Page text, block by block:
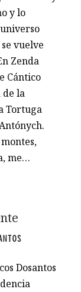
y lo
vuelve
Zenda
Cántico
la
Tortuga
me…
Dosantos